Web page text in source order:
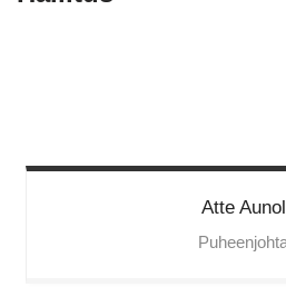
Atte